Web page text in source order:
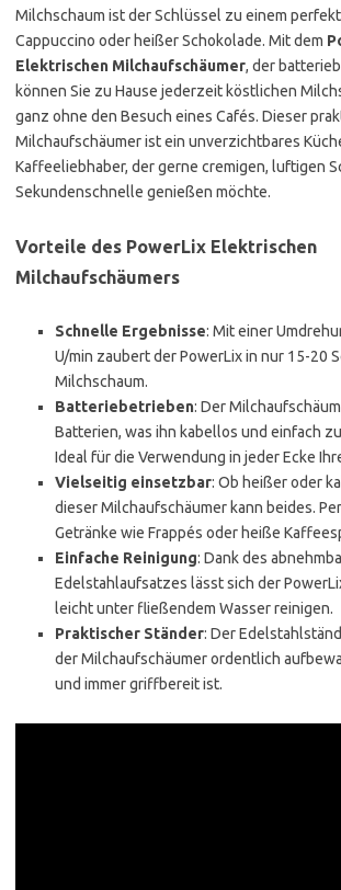
Milchschaum ist der Schlüssel zu einem
Cappuccino oder heißer Schokolade. Mit dem
Elektrischen Milchaufschäumer, der
können Sie zu Hause jederzeit köstlichen
ganz ohne den Besuch eines Cafés. Dieser
Milchaufschäumer ist ein unverzichtbares
Kaffeeliebhaber, der gerne cremigen, luftigen
Sekundenschnelle genießen möchte.
Vorteile des PowerLix Elektrischen
Milchaufschäumers
Schnelle Ergebnisse: Mit einer
U/min zaubert der PowerLix in nur 15-20
Milchschaum.
Batteriebetrieben: Der
Batterien, was ihn kabellos und einfach
Ideal für die Verwendung in jeder Ecke
Vielseitig einsetzbar: Ob heißer oder
dieser Milchaufschäumer kann beides.
Getränke wie Frappés oder heiße
Einfache Reinigung: Dank des
Edelstahlaufsatzes lässt sich der
leicht unter fließendem Wasser reinigen.
Praktischer Ständer: Der
der Milchaufschäumer ordentlich
und immer griffbereit ist.